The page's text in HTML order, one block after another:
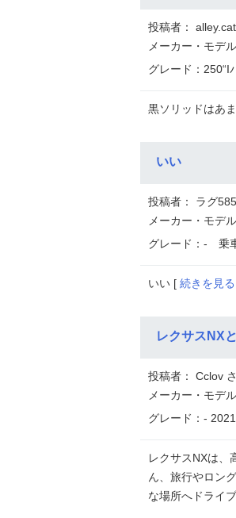
投稿者：
メーカー・モデ
グレード：250“I
黒ソリッドはあ
いい
投稿者： ラグ
メーカー・モデ
グレード：-
乗
いい [ 続きを見る
レクサスNX
投稿者： Cclov
メーカー・モデ
グレード：-
レクサスNXは、
ん、旅行やロン
な場所へドライ